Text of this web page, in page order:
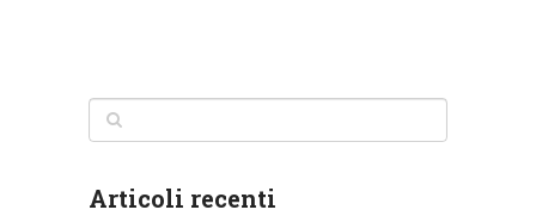
Articoli recenti